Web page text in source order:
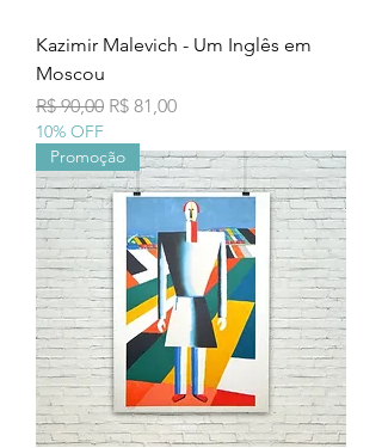
Kazimir Malevich - Um Inglês em
Moscou
Preço normal
R$ 90,00 Preço promocional
R$ 81,00
10% OFF
Promoção